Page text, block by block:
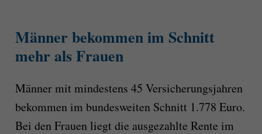
Männer bekommen im Schnitt
mehr als Frauen
Männer mit mindestens 45 Versicherungsjahren
bekommen im bundesweiten Schnitt 1.778 Euro.
Bei den Frauen liegt die ausgezahlte Rente im